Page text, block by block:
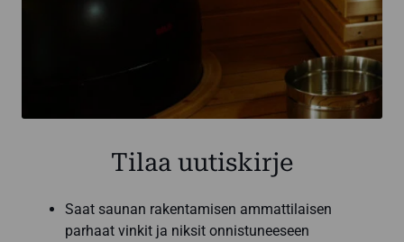
Tilaa uutiskirje
Saat saunan rakentamisen ammattilaisen
parhaat vinkit ja niksit onnistuneeseen